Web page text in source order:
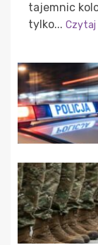
tajemnic
tylko... Czytaj